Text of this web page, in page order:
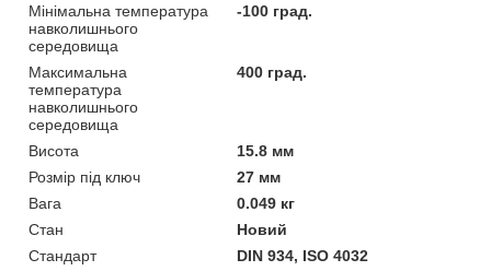
Мінімальна температура
навколишнього
середовища
-100 град.
Максимальна
температура
навколишнього
середовища
400 град.
Висота
15.8 мм
Розмір під ключ
27 мм
Вага
0.049 кг
Стан
Новий
Стандарт
DIN 934, ISO 4032